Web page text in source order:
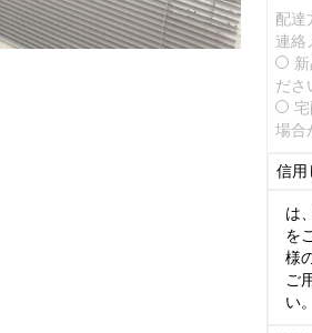
配達
連絡
ださ
場合
信用
は
を
様
ご
い。